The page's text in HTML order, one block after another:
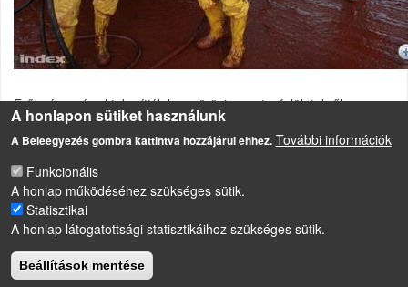
Erős vízsugárral takarítják le a vörösiszapot a felületekről.
Vörösiszap-tározó gátszakadása Ajkán
LÁBLÉC
Impresszum
Sütikezelési szabályzat
Drupalalapú webhely
A honlapon sütiket használunk
A Beleegyezés gombra kattintva hozzájárul ehhez. További információk
Funkcionális
A honlap működéséhez szükséges sütik.
Statisztikai
A honlap látogatottsági statisztikáihoz szükséges sütik.
Beállítások mentése